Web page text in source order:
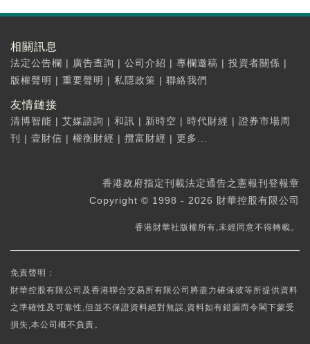
相關訊息
法定公告欄 | 廣告查詢 | 公司介紹 | 專欄邀稿 | 投資者關係 |
版權聲明 | 重要聲明 | 私隱政策 | 聯絡我們
友情鏈接
清博智能 | 艾媒諮詢 | 和訊 | 新時空 | 時代財經 | 證券市場周
刊
| 壹財信 | 權衡財經 | 攬富財經 | 更多...
香港政府指定刊載法定通告之憲報刊登報章
Copyright © 1998 - 2026 財華控股有限公司
香港財華社版權所有,未經同意不得轉載。
免責聲明：
財華控股有限公司及香港聯合交易所有限公司將盡力確保彼等所提供資料
之準確性及可靠性,但並不保證資料絕對無誤,資料如有錯漏而令閣下蒙受
損失,本公司概不負責。